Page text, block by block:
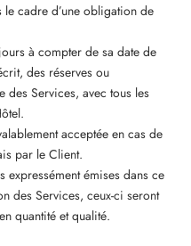
cadre d’une obligation de
à compter de sa date de
des réserves ou
des Services, avec tous les
acceptée en cas de
par le Client.
expressément émises dans ce
des Services, ceux-ci seront
quantité et qualité.